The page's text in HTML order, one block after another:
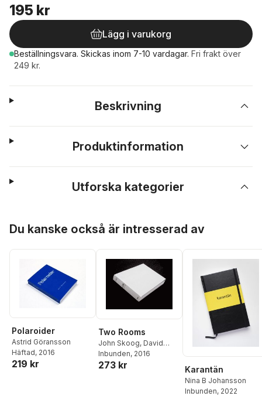
195 kr
Lägg i varukorg
Beställningsvara. Skickas inom 7-10 vardagar. Fri frakt över
249 kr.
Beskrivning
Produktinformation
Utforska kategorier
Du kanske också är intresserad av
Polaroider
Astrid Göransson
Häftad, 2016
219 kr
Two Rooms
John Skoog, David
Skoog
Inbunden, 2016
273 kr Karantän
Nina B Johansson
Inbunden, 2022